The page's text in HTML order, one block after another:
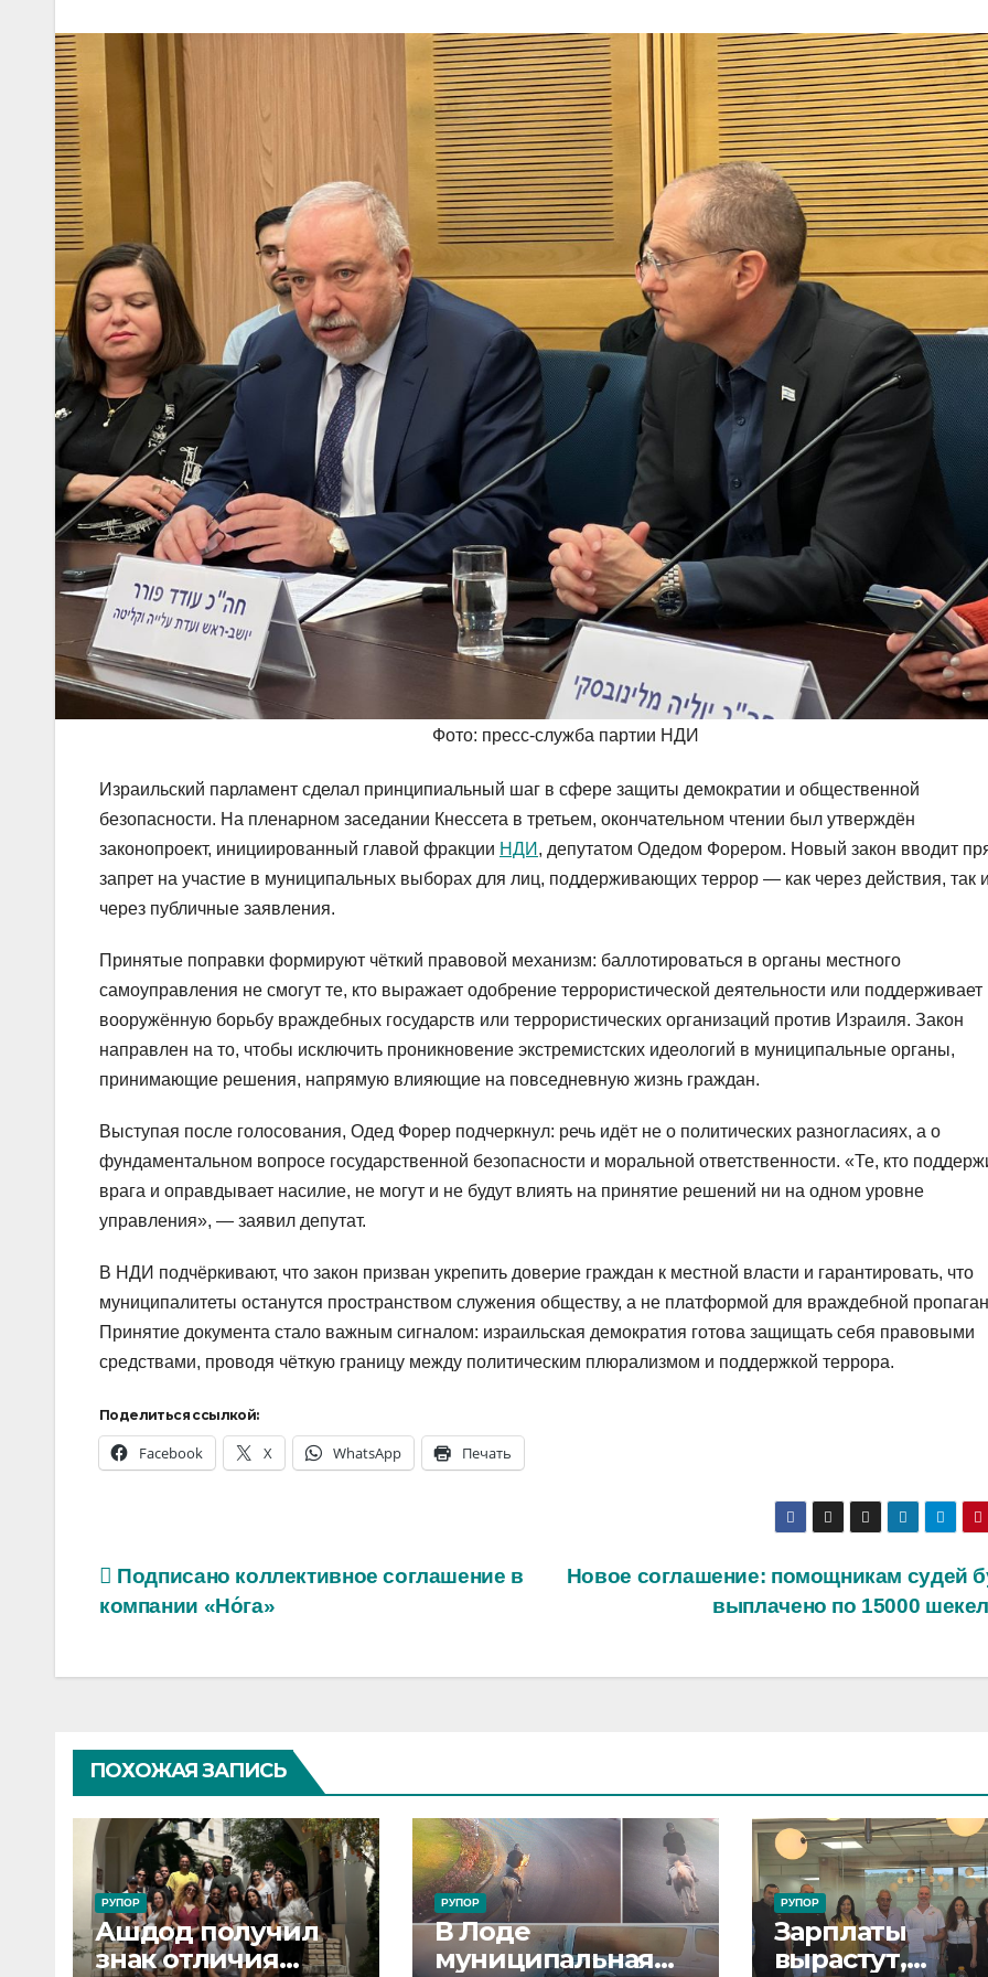
Фото: пресс-служба партии НДИ
Израильский парламент сделал принципиальный шаг в сфере защиты демократии и общественной
безопасности. На пленарном заседании Кнессета в третьем, окончательном чтении был утверждён
законопроект, инициированный главой фракции НДИ , депутатом Одедом Форером. Новый закон вводит
запрет на участие в муниципальных выборах для лиц, поддерживающих террор — как через действия, так и
через публичные заявления.
Принятые поправки формируют чёткий правовой механизм: баллотироваться в органы местного
самоуправления не смогут те, кто выражает одобрение террористической деятельности или поддерживает
вооружённую борьбу враждебных государств или террористических организаций против Израиля. Закон
направлен на то, чтобы исключить проникновение экстремистских идеологий в муниципальные органы,
принимающие решения, напрямую влияющие на повседневную жизнь граждан.
Выступая после голосования, Одед Форер подчеркнул: речь идёт не о политических разногласиях, а о
фундаментальном вопросе государственной безопасности и моральной ответственности. «Те, кто
врага и оправдывает насилие, не могут и не будут влиять на принятие решений ни на одном уровне
управления», — заявил депутат.
В НДИ подчёркивают, что закон призван укрепить доверие граждан к местной власти и гарантировать, что
муниципалитеты останутся пространством служения обществу, а не платформой для враждебной
Принятие документа стало важным сигналом: израильская демократия готова защищать себя правовыми
средствами, проводя чёткую границу между политическим плюрализмом и поддержкой террора.
Поделиться ссылкой:
Facebook X WhatsApp Печать
Навигация
записям
Новое соглашение: помощникам судей
выплачено по 15000
Подписано коллективное соглашение в
компании «Но́га»
ПОХОЖАЯ ЗАПИСЬ
РУПОР
Ашдод получил
знак отличия
РУПОР
В Лоде
муниципальная
РУПОР
Зарплаты
вырастут,